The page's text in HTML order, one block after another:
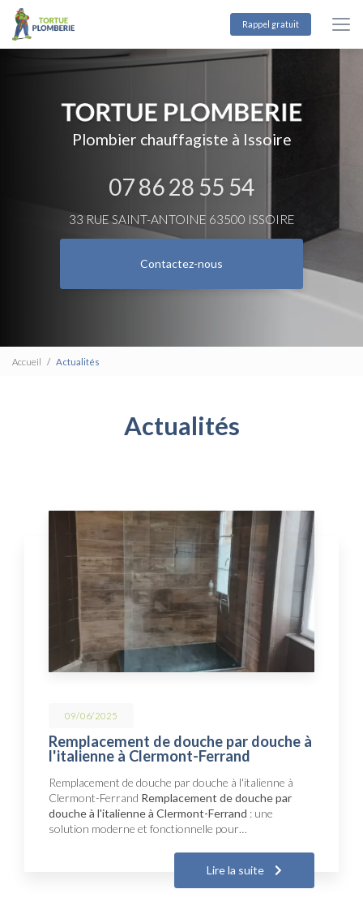
Aller
contenu
Rappel gratuit
Plombier chauffagiste à Issoire
07 86 28 55 54
33 RUE SAINT-ANTOINE 63500 ISSOIRE
Contactez-nous
Accueil Actualités
Actualités
09/06/2025
Remplacement de douche par douche à
l'italienne à Clermont-Ferrand
Remplacement de douche par douche à l'italienne à
Clermont-Ferrand Remplacement de douche par
douche à l'italienne à Clermont-Ferrand : une
solution moderne et fonctionnelle pour…
Lire la suite